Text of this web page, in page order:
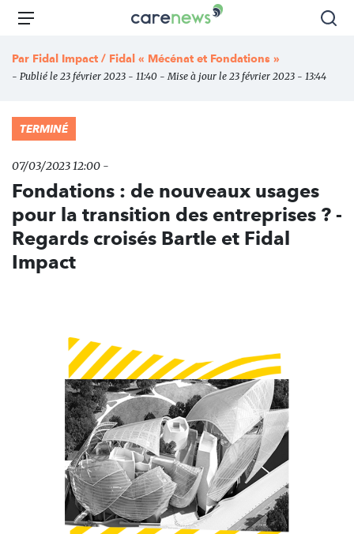
Aller
principal
Carenews,
média
des
Menu
Par Fidal Impact / Fidal « Mécénat et Fondations »
- Publié le 23 février 2023 - 11:40 - Mise à jour le 23 février 2023 - 13:44
TERMINÉ
07/03/2023 12:00 -
Fondations : de nouveaux usages
pour la transition des entreprises ? -
Regards croisés Bartle et Fidal
Impact